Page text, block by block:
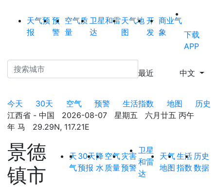
天气预
报
预
警
空气质
量
卫星和雷
达
天气地
图
开
发
商业气
象
下载
APP
最近 中文
今天 30天 空气 预警 生活指数 地图
历史
江西省 - 中国 2026-08-07 星期五 六月廿五 丙午
年 马 29.29N, 117.21E
景德
镇市
天
气
30天
预报
降
水
空气
质量
灾害
预警
卫星
和雷
达
天气
地图
生活
指数
历史
数据